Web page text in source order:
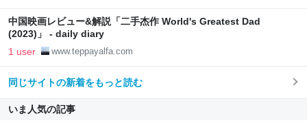
中国映画レビュー&解説「二手杰作 World's Greatest Dad
(2023)」 - daily diary
1 user www.teppayalfa.com
同じサイトの新着をもっと読む
いま人気の記事